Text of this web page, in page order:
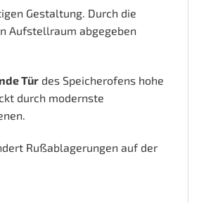
Gestaltung. Durch die
Aufstellraum abgegeben
Tür des Speicherofens hohe
durch modernste
Rußablagerungen auf der